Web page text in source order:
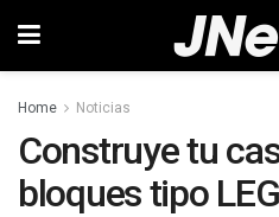
Home Noticias
Construye tu
bloques tipo